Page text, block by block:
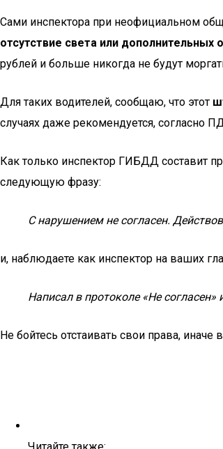
Сами инспектора при неофициальном
отсутствие света или дополнительных
рублей и больше никогда не будут
Для таких водителей, сообщаю, что этот
случаях даже рекомендуется, согласно
Как только инспектор ГИБДД составит
следующую фразу:
С нарушением не согласен.
и, наблюдаете как инспектор на ваших
Написал в протоколе «Не
Не бойтесь отстаивать свои права, иначе